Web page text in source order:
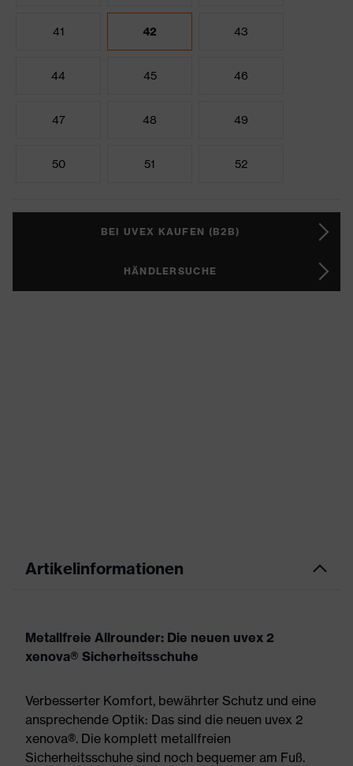
41 42 43
44 45 46
47 48 49
50 51 52
BEI UVEX KAUFEN (B2B)
HÄNDLERSUCHE
Artikelinformationen
Metallfreie Allrounder: Die neuen uvex 2
xenova® Sicherheitsschuhe
Verbesserter Komfort, bewährter Schutz und eine
ansprechende Optik: Das sind die neuen uvex 2
xenova®. Die komplett metallfreien
Sicherheitsschuhe sind noch bequemer am Fuß.